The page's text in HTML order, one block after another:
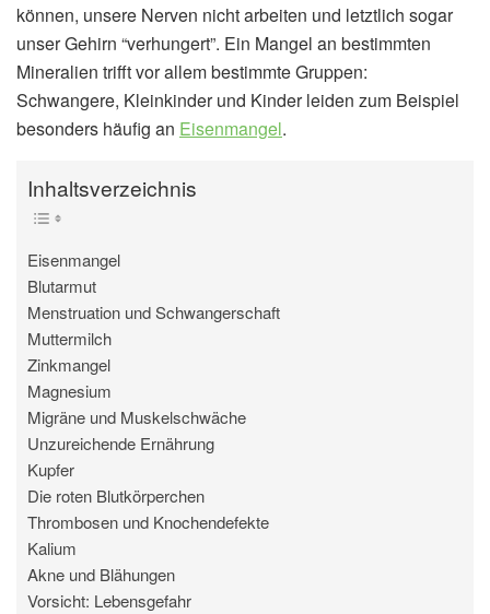
können, unsere Nerven nicht arbeiten und letztlich sogar
unser Gehirn “verhungert”. Ein Mangel an bestimmten
Mineralien trifft vor allem bestimmte Gruppen:
Schwangere, Kleinkinder und Kinder leiden zum Beispiel
besonders häufig an Eisenmangel.
Inhaltsverzeichnis
Eisenmangel
Blutarmut
Menstruation und Schwangerschaft
Muttermilch
Zinkmangel
Magnesium
Migräne und Muskelschwäche
Unzureichende Ernährung
Kupfer
Die roten Blutkörperchen
Thrombosen und Knochendefekte
Kalium
Akne und Blähungen
Vorsicht: Lebensgefahr